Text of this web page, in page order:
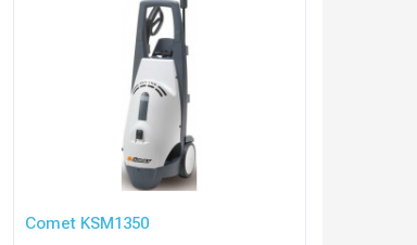
Comet KSM1350